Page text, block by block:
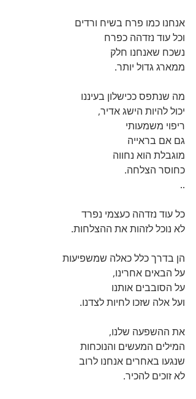
אנחנו כמו פרח בשיח ורדים
וכל עוד נזדהה כפרח
נשכח שאנחנו חלק
ממארג גדול יותר.
מה שנתפס ככישלון בעיננו
יכול להיות הישג אדיר,
ריפוי משמעותי
גם אם בראייה
מוגבלת הוא נחווה
כחוסר הצלחה.
..
כל עוד נזדהה כעצמי נפרד
לא נוכל לזהות את ההצלחות.
הן בדרך כלל כאלה שמשפיעות
על הבאים אחרינו,
על הסובבים אותנו
ועל אלה שזכו לחיות לצדנו.
את ההשפעה שלנו,
המילים המעשים והנוכחות
שנגעו באחרים אנחנו לרוב
לא זוכים להכיר.